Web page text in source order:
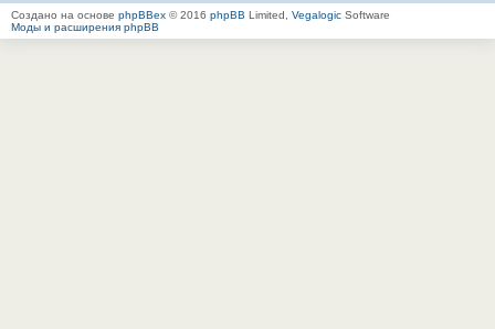
Создано на основе phpBBex © 2016 phpBB Limited, Vegalogic Software
Моды и расширения phpBB